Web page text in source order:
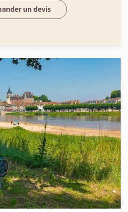
un devis